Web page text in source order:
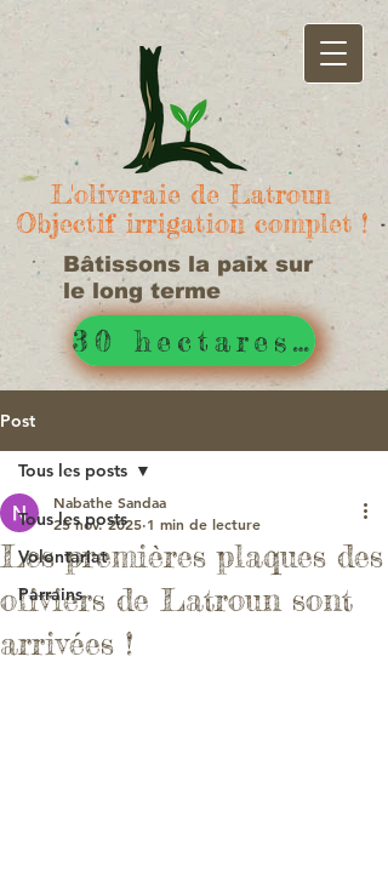
L'oliveraie de Latroun
Objectif irrigation complet !
30 hectares
Bâtissons la paix sur
le long terme
Post
Tous les posts
Volontariat
Parrains
Tous les posts
Les premières plaques des
oliviers de Latroun sont
arrivées !
Nabathe Sandaa
25 nov. 2025 1 min de lecture